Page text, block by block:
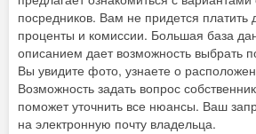
посредников. Вам не придется платить
проценты и комиссии. Большая база
описанием дает возможность выбрать
Вы увидите фото, узнаете о
Возможность задать вопрос
поможет уточнить все нюансы. Ваш
на электронную почту владельца.